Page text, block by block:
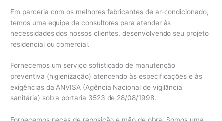
Em parceria com os melhores fabricantes de ar-condicionado,
temos uma equipe de consultores para atender às
necessidades dos nossos clientes, desenvolvendo seu projeto
residencial ou comercial.
Fornecemos um serviço sofisticado de manutenção
preventiva (higienização) atendendo às especificações e às
exigências da ANVISA (Agência Nacional de vigilância
sanitária) sob a portaria 3523 de 28/08/1998.